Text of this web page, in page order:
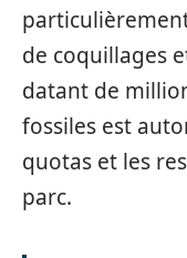
de coquillages
datant de
fossiles est
quotas et les
parc.